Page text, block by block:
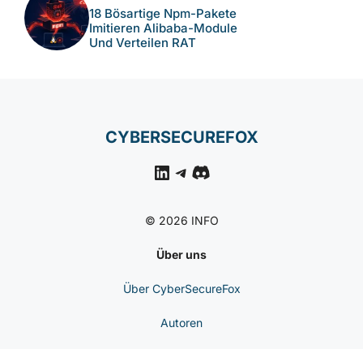
18 Bösartige Npm-Pakete
Imitieren Alibaba-Module
Und Verteilen RAT
CYBERSECUREFOX
LinkedIn
Telegram
Discord
© 2026 INFO
Über uns
Über CyberSecureFox
Autoren